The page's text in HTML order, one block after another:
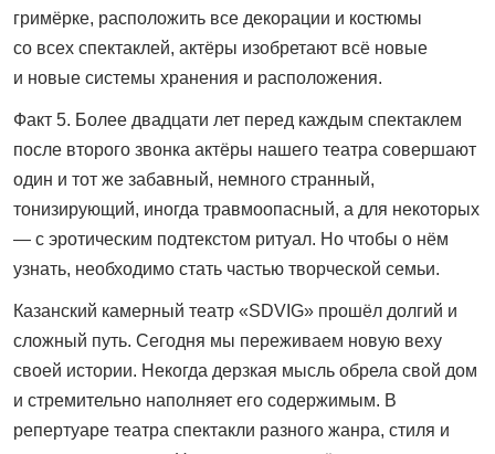
гримёрке, расположить все декорации и костюмы
со всех спектаклей, актёры изобретают всё новые
и новые системы хранения и расположения.
Факт 5. Более двадцати лет перед каждым спектаклем
после второго звонка актёры нашего театра совершают
один и тот же забавный, немного странный,
тонизирующий, иногда травмоопасный, а для некоторых
— с эротическим подтекстом ритуал. Но чтобы о нём
узнать, необходимо стать частью творческой семьи.
Казанский камерный театр «SDVIG» прошёл долгий и
сложный путь. Сегодня мы переживаем новую веху
своей истории. Некогда дерзкая мысль обрела свой дом
и стремительно наполняет его содержимым. В
репертуаре театра спектакли разного жанра, стиля и